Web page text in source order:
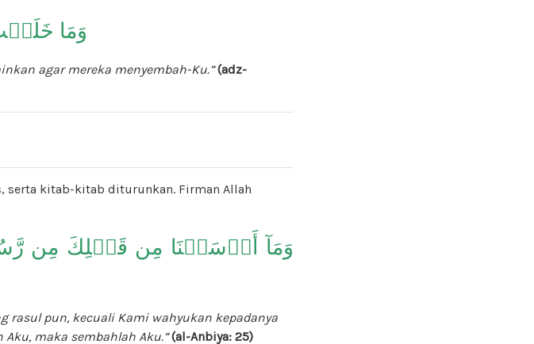
وَمَا
agar mereka menyembah-Ku.” (adz-
serta kitab-kitab diturunkan. Firman Allah
وَمَآ أَرۡسَلۡنَا مِن قَبۡلِكَ مِن رَّسُولٍ
rasul pun, kecuali Kami wahyukan kepadanya
maka sembahlah Aku.” (al-Anbiya: 25)